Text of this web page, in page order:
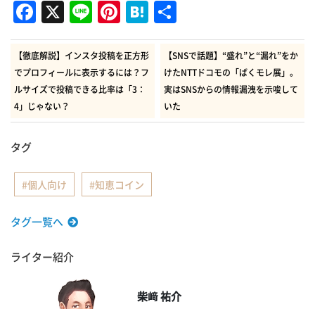
Facebook
X LinePinterest
Hatena
有
【徹底解説】インスタ投稿を正方形
でプロフィールに表示するには？フ
ルサイズで投稿できる比率は「3：
4」じゃない？
【SNSで話題】“盛れ”と“漏れ”をか
けたNTTドコモの「ばくモレ展」。
実はSNSからの情報漏洩を示唆して
いた
タグ
個人向け 知恵コイン
タグ一覧へ
ライター紹介
柴﨑 祐介